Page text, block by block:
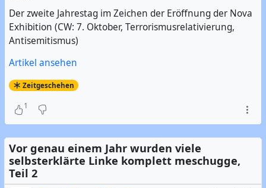
# Norddeutsch
Der zweite Jahrestag im Zeichen der Eröffnung der Nova
Exhibition (CW: 7. Oktober, Terrorismusrelativierung,
Antisemitismus)
Artikel ansehen
Zeitgeschehen
1
Vor genau einem Jahr wurden viele
selbsterklärte Linke komplett meschugge,
Teil 2